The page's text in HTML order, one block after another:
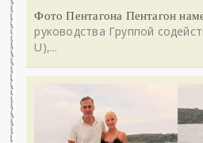
Фото Пентагона Пентагон
руководства Группой
U),...